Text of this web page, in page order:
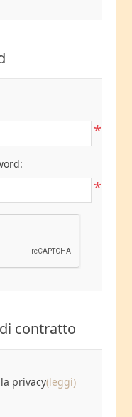
*
*
contratto
privacy(leggi)